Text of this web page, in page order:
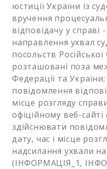
юстиції України із
вручення
відповідачу у справі
направлення ухвал
посольств Російської
розташовані поза
Федерації та
повідомлення
місце розгляду
офіційному веб-
здійснювати
дату, час і місце
надсилання ухвали
(ІНФОРМАЦІЯ_1,